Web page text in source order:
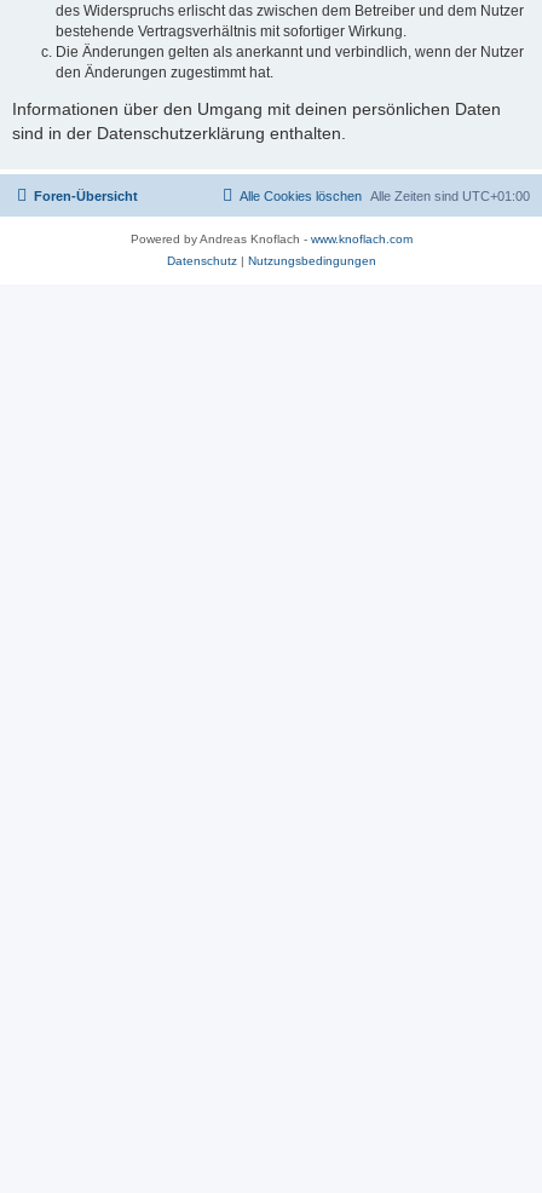
des Widerspruchs erlischt das zwischen dem Betreiber und dem Nutzer
bestehende Vertragsverhältnis mit sofortiger Wirkung.
Die Änderungen gelten als anerkannt und verbindlich, wenn der Nutzer
den Änderungen zugestimmt hat.
Informationen über den Umgang mit deinen persönlichen Daten
sind in der Datenschutzerklärung enthalten.
Foren-Übersicht Alle Zeiten sind UTC+01:00
Alle Cookies löschen
Powered by Andreas Knoflach - www.knoflach.com
Datenschutz| Nutzungsbedingungen